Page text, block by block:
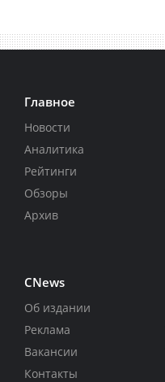
Главное
Новости
Аналитика
Рейтинги
Обзоры
Архив
CNews
Об издании
Реклама
Вакансии
Контакты